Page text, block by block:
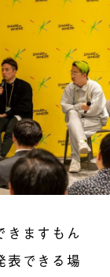
きますもん
表できる場